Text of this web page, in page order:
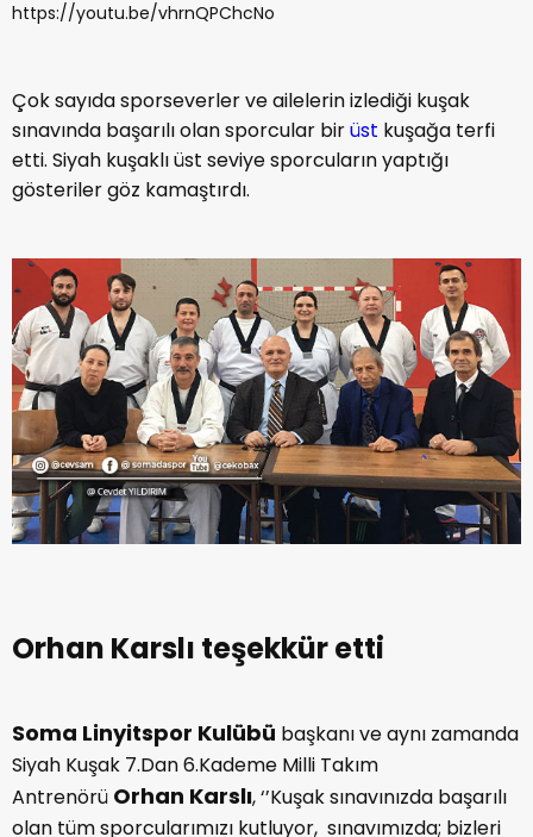
https://youtu.be/vhrnQPChcNo
Çok sayıda sporseverler ve ailelerin izlediği kuşak
sınavında başarılı olan sporcular birüst kuşağa terfi
etti. Siyah kuşaklı üst seviye sporcuların yaptığı
gösteriler göz kamaştırdı.
Orhan Karslı teşekkür etti
Soma Linyitspor Kulübü başkanı ve aynı zamanda
Siyah Kuşak 7.Dan 6.Kademe Milli Takım
Antrenörü Orhan Karslı, ‘’Kuşak sınavınızda başarılı
olan tüm sporcularımızı kutluyor, sınavımızda; bizleri